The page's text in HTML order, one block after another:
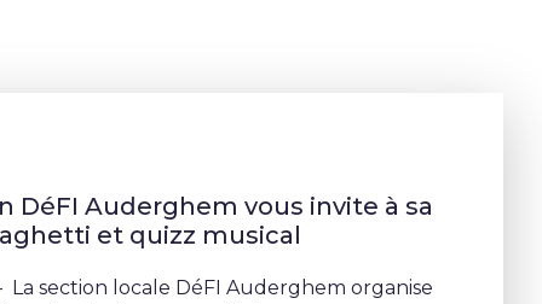
DéFI Auderghem vous invite à sa
et quizz musical
La section locale DéFI Auderghem organise